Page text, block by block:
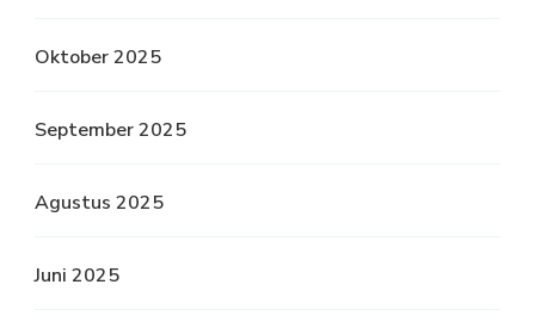
Oktober 2025
September 2025
Agustus 2025
Juni 2025